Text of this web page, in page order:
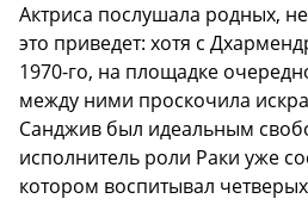
Актриса послушала родных,
это приведет: хотя с
1970-го, на площадке
между ними проскочила
Санджив был идеальным
исполнитель роли Раки уже
котором воспитывал